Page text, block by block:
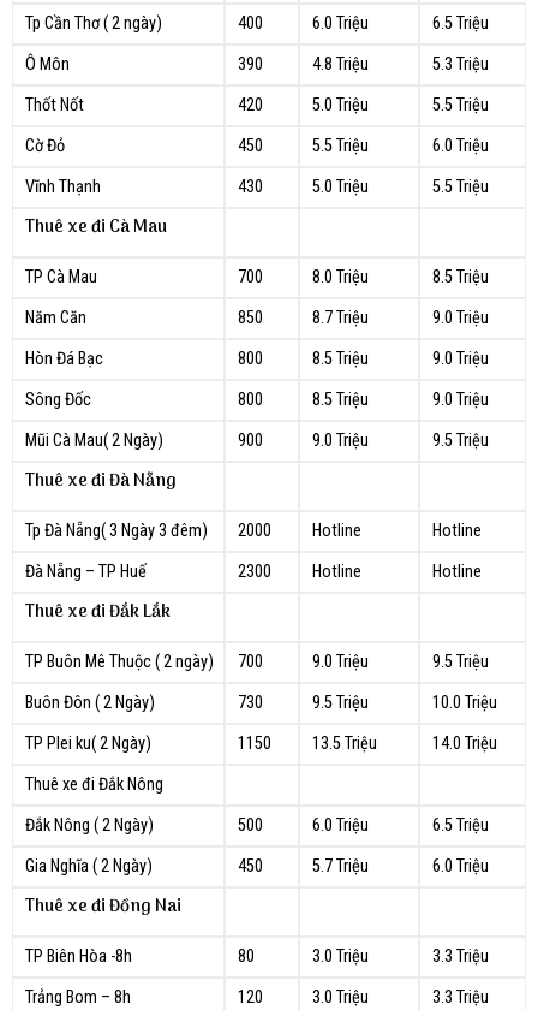
Tp Cần Thơ ( 2 ngày)
400 6.0 Triệu
6.5 Triệu
Ô Môn
390 4.8 Triệu
5.3 Triệu
Thốt Nốt
420 5.0 Triệu
5.5 Triệu
Cờ Đỏ
450 5.5 Triệu
6.0 Triệu
Vĩnh Thạnh
430 5.0 Triệu 5.5 Triệu
Thuê xe đi Cà Mau
TP Cà Mau 700 8.0 Triệu
8.5 Triệu
Năm Căn
850 8.7 Triệu
9.0 Triệu
Hòn Đá Bạc
800 8.5 Triệu
9.0 Triệu
Sông Đốc
800 8.5 Triệu
9.0 Triệu
Mũi Cà Mau( 2 Ngày)
900 9.0 Triệu 9.5 Triệu
Thuê xe đi Đà Nẵng
Tp Đà Nẵng( 3 Ngày 3 đêm) 2000 Hotline
Hotline
Đà Nẵng – TP Huế
2300 Hotline Hotline
Thuê xe đi Đắk Lắk
TP Buôn Mê Thuộc ( 2 ngày) 700 9.0 Triệu
9.5 Triệu
Buôn Đôn ( 2 Ngày)
730 9.5 Triệu
10.0 Triệu
TP Plei ku( 2 Ngày)
1150 13.5 Triệu
14.0 Triệu
Thuê xe đi Đắk Nông
Đắk Nông ( 2 Ngày)
500 6.0 Triệu
6.5 Triệu
Gia Nghĩa ( 2 Ngày)
450 5.7 Triệu 6.0 Triệu
Thuê xe đi Đồng Nai
TP Biên Hòa -8h 80 3.0 Triệu
3.3 Triệu
Trảng Bom – 8h
120 3.0 Triệu
3.3 Triệu